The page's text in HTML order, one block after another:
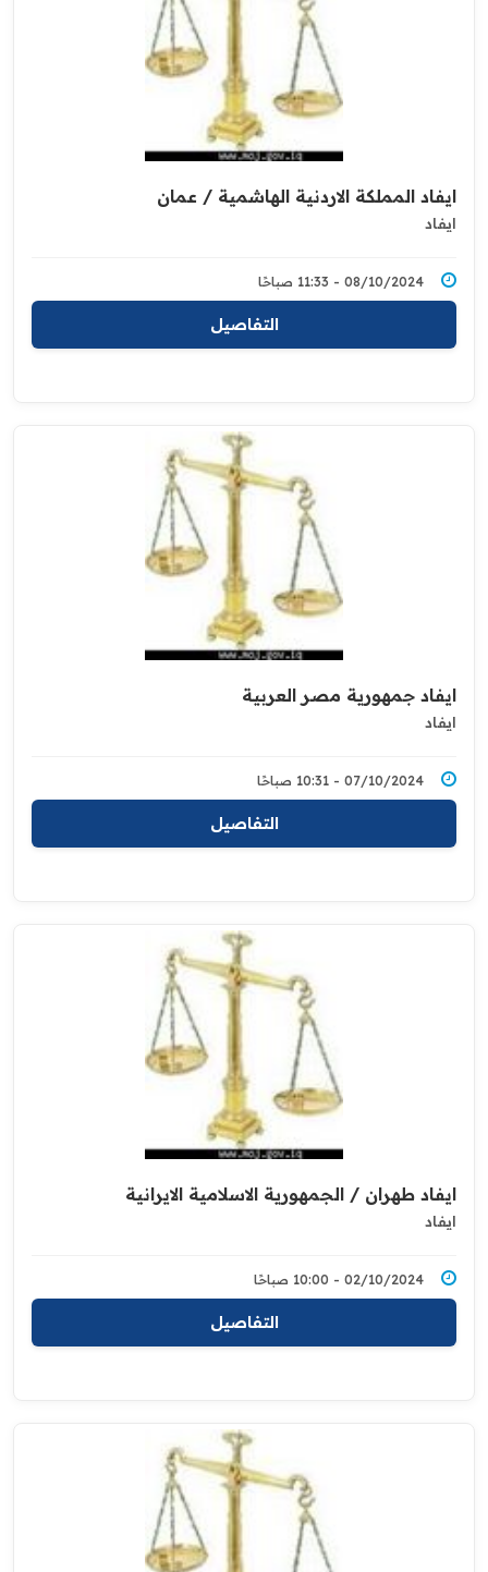
ايفاد المملكة الاردنية الهاشمية / عمان
ايفاد
08/10/2024 - 11:33 صباحًا
التفاصيل
ايفاد جمهورية مصر العربية
ايفاد
07/10/2024 - 10:31 صباحًا
التفاصيل
ايفاد طهران / الجمهورية الاسلامية الايرانية
ايفاد
02/10/2024 - 10:00 صباحًا
التفاصيل